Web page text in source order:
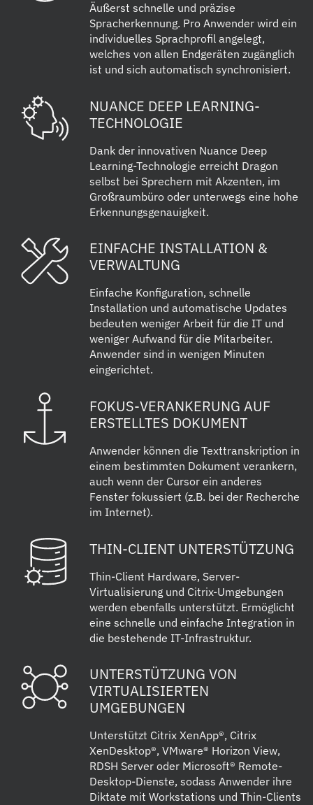
Äußerst schnelle und präzise
Spracherkennung. Pro Anwender wird ein
individuelles Sprachprofil angelegt,
welches von allen Endgeräten zugänglich
ist und sich automatisch synchronisiert.
NUANCE DEEP LEARNING-
TECHNOLOGIE
Dank der innovativen Nuance Deep
Learning-Technologie erreicht Dragon
selbst bei Sprechern mit Akzenten, im
Großraumbüro oder unterwegs eine hohe
Erkennungsgenauigkeit.
EINFACHE INSTALLATION &
VERWALTUNG
Einfache Konfiguration, schnelle
Installation und automatische Updates
bedeuten weniger Arbeit für die IT und
weniger Aufwand für die Mitarbeiter.
Anwender sind in wenigen Minuten
eingerichtet.
FOKUS-VERANKERUNG AUF
ERSTELLTES DOKUMENT
Anwender können die Texttranskription in
einem bestimmten Dokument verankern,
auch wenn der Cursor ein anderes
Fenster fokussiert (z.B. bei der Recherche
im Internet).
THIN-CLIENT UNTERSTÜTZUNG
Thin-Client Hardware, Server-
Virtualisierung und Citrix-Umgebungen
werden ebenfalls unterstützt. Ermöglicht
eine schnelle und einfache Integration in
die bestehende IT-Infrastruktur.
UNTERSTÜTZUNG VON
VIRTUALISIERTEN
UMGEBUNGEN
Unterstützt Citrix XenApp®, Citrix
XenDesktop®, VMware® Horizon View,
RDSH Server oder Microsoft® Remote-
Desktop-Dienste, sodass Anwender ihre
Diktate mit Workstations und Thin-Clients